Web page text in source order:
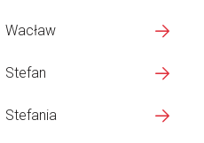
Wacław
Stefan
Stefania